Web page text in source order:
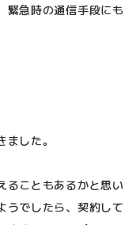
緊急時の通信手段にも
した。
ることもあるかと思い
うでしたら、契約して